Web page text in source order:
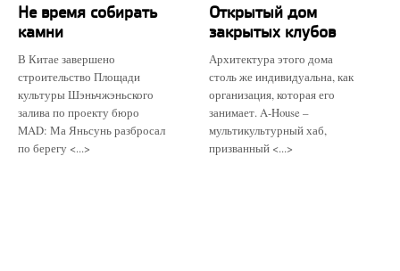
Не время собирать
камни
В Китае завершено
строительство Площади
культуры Шэньчжэньского
залива по проекту бюро
MAD: Ма Яньсунь разбросал
по берегу <...>
Открытый дом
закрытых клубов
Архитектура этого дома
столь же индивидуальна, как
организация, которая его
занимает. A-House –
мультикультурный хаб,
призванный <...>